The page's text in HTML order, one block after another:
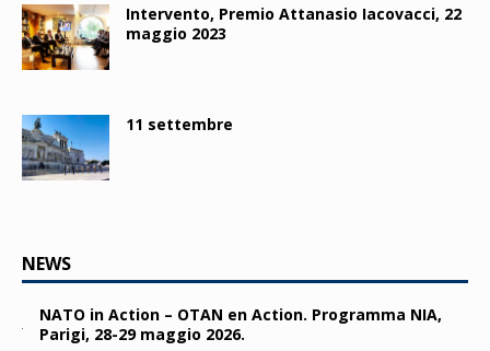
Intervento, Premio Attanasio Iacovacci, 22
maggio 2023
11 settembre
NEWS
NATO in Action – OTAN en Action. Programma NIA,
Parigi, 28-29 maggio 2026.